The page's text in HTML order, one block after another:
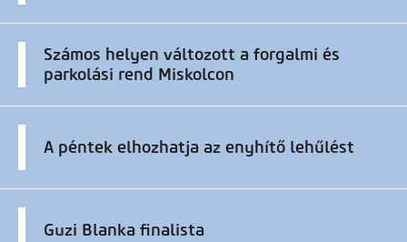
Számos helyen változott a forgalmi és
parkolási rend Miskolcon
A péntek elhozhatja az enyhítő lehűlést
Guzi Blanka finalista